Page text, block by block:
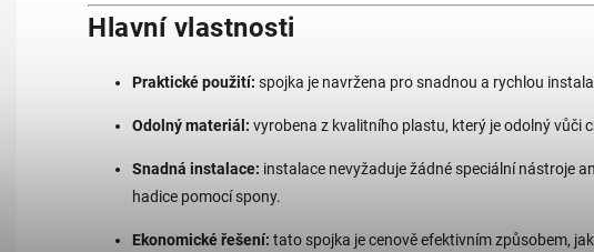
Hlavní vlastnosti
Praktické použití: spojka je navržena pro snadnou a rychlou
Odolný materiál: vyrobena z kvalitního plastu, který je odolný vůči
Snadná instalace: instalace nevyžaduje žádné speciální nástroje
hadice pomocí spony.
Ekonomické řešení: tato spojka je cenově efektivním způsobem,